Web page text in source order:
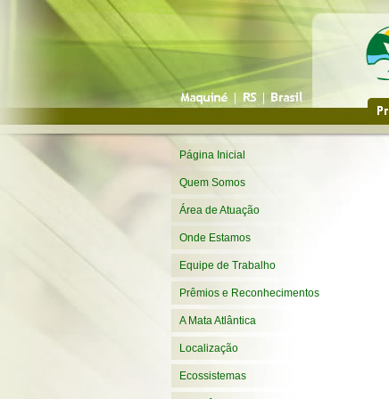
Página Inicial
Quem Somos
Área de Atuação
Onde Estamos
Equipe de Trabalho
Prêmios e Reconhecimentos
A Mata Atlântica
Localização
Ecossistemas